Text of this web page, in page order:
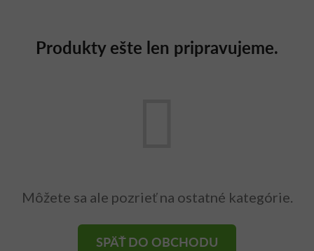
Produkty ešte len pripravujeme.
Môžete sa ale pozrieť na ostatné kategórie.
SPÄŤ DO OBCHODU